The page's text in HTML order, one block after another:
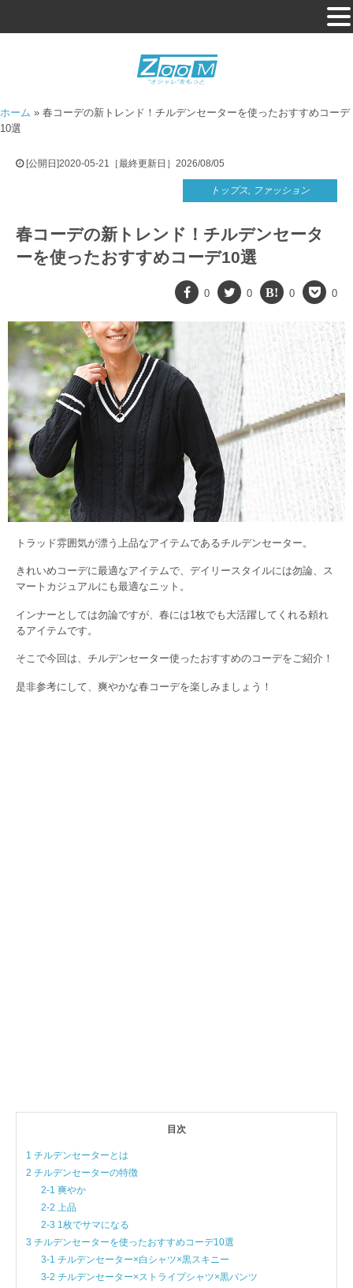
ホーム » 春コーデの新トレンド！チルデンセーターを使ったおすすめコーデ
10選
[公開日]2020-05-21［最終更新日］2026/08/05
トップス, ファッション
春コーデの新トレンド！チルデンセータ
ーを使ったおすすめコーデ10選
0 0 0 0
トラッド雰囲気が漂う上品なアイテムであるチルデンセーター。
きれいめコーデに最適なアイテムで、デイリースタイルには勿論、ス
マートカジュアルにも最適なニット。
インナーとしては勿論ですが、春には1枚でも大活躍してくれる頼れ
るアイテムです。
そこで今回は、チルデンセーター使ったおすすめのコーデをご紹介！
是非参考にして、爽やかな春コーデを楽しみましょう！
目次
1 チルデンセーターとは
2 チルデンセーターの特徴
2-1 爽やか
2-2 上品
2-3 1枚でサマになる
3 チルデンセーターを使ったおすすめコーデ10選
3-1 チルデンセーター×白シャツ×黒スキニー
3-2 チルデンセーター×ストライプシャツ×黒パンツ